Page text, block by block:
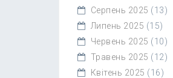
Серпень 2025 (13)
Липень 2025 (15)
Червень 2025 (10)
Травень 2025 (12)
Квітень 2025 (16)